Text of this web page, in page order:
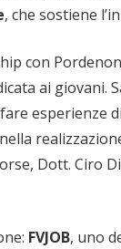
, che sostiene
con
ai giovani.
esperienze
Dott. Ciro
FVJOB, uno